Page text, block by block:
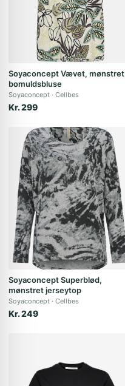
Soyaconcept Vævet, mønstret
bomuldsbluse
Soyaconcept Cellbes
Kr. 299
Soyaconcept Superblød,
mønstret jerseytop
Soyaconcept Cellbes
Kr. 249